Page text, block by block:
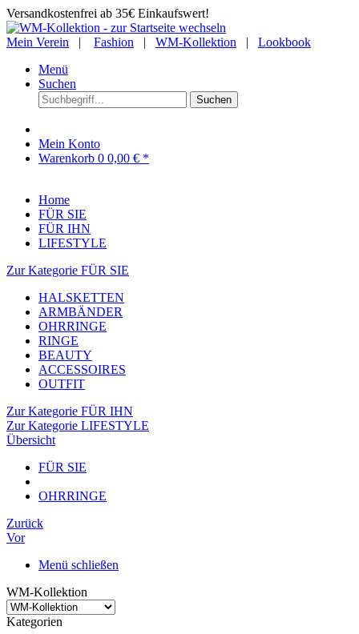
Versandkostenfrei ab 35€ Einkaufswert!
Mein Verein | Fashion | WM-Kollektion | Lookbook
Menü
Suchen
Suchen
Mein Konto
Warenkorb 0 0,00 € *
Home
FÜR SIE
FÜR IHN
LIFESTYLE
Zur Kategorie FÜR SIE
HALSKETTEN
ARMBÄNDER
OHRRINGE
RINGE
BEAUTY
ACCESSOIRES
OUTFIT
Zur Kategorie FÜR IHN
Zur Kategorie LIFESTYLE
Übersicht
FÜR SIE
OHRRINGE
Zurück
Vor
Menü schließen
WM-Kollektion
Kategorien